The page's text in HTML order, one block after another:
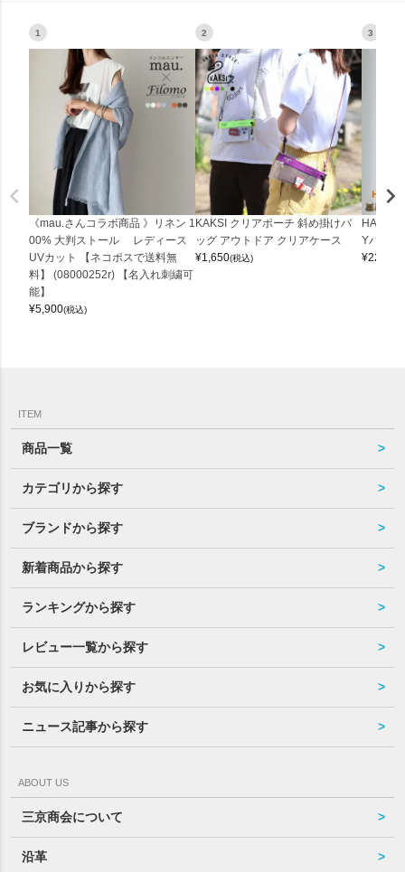
1
《mau.さんコラボ商品 》リネン 1
00% 大判ストール レディース
UVカット 【ネコポスで送料無
料】 (08000252r) 【名入れ刺繍可
能】
¥5,900(税込)
2
KAKSI クリアポーチ 斜め掛けバ
ッグ アウトドア クリアケース
¥1,650(税込)
3
Yバッグ
¥22,000
ITEM
商品一覧
カテゴリから探す
ブランドから探す
新着商品から探す
ランキングから探す
レビュー一覧から探す
お気に入りから探す
ニュース記事から探す
ABOUT US
三京商会について
沿革